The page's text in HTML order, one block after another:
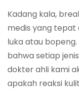
Kadang kala,
medis yang tepat
luka atau
bahwa setiap
dokter ahli kami
apakah reaksi